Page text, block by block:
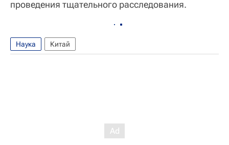
проведения тщательного расследования.
Наука Китай